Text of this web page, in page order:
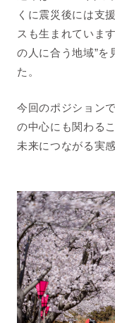
くに震災後には支
スも生まれていま
の人に合う地域”を
た。
今回のポジション
の中心にも関わる
未来につながる実